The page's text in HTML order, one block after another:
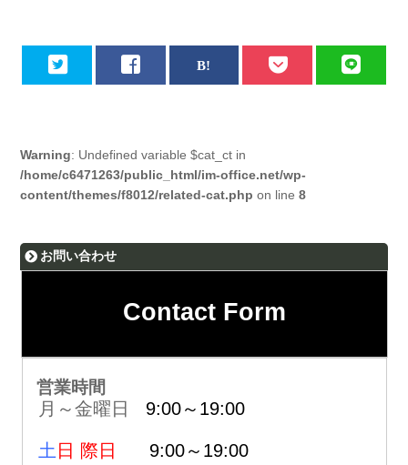
Warning: Undefined variable $cat_ct in
/home/c6471263/public_html/im-office.net/wp-
content/themes/f8012/related-cat.php on line8
お問い合わせ
Contact Form
営業時間
月～金曜日 9:00～19:00
土 日 際日 9:00～19:00